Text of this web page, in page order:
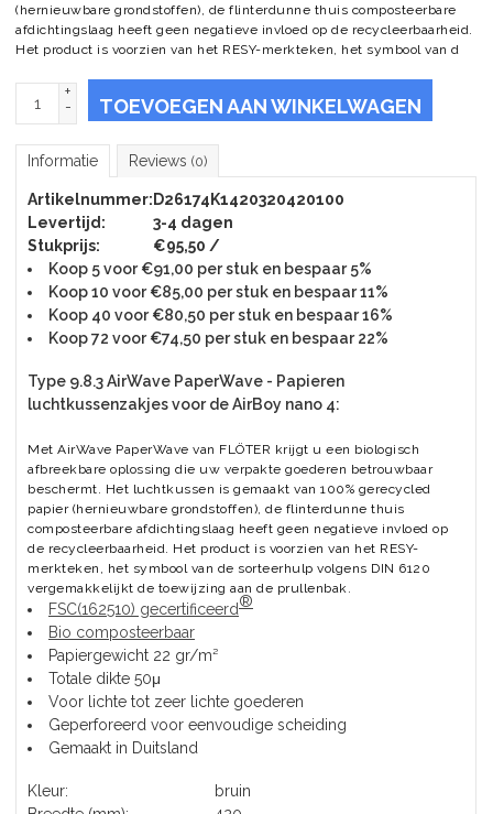
(hernieuwbare grondstoffen), de flinterdunne thuis composteerbare
afdichtingslaag heeft geen negatieve invloed op de recycleerbaarheid.
Het product is voorzien van het RESY-merkteken, het symbool van d
+
-
TOEVOEGEN AAN WINKELWAGEN
Informatie Reviews (0)
Artikelnummer:D26174K1420320420100
Levertijd:
3-4 dagen
Stukprijs:
€95,50 /
Koop 5 voor €91,00 per stuk en bespaar 5%
Koop 10 voor €85,00 per stuk en bespaar 11%
Koop 40 voor €80,50 per stuk en bespaar 16%
Koop 72 voor €74,50 per stuk en bespaar 22%
Type 9.8.3 AirWave PaperWave - Papieren
luchtkussenzakjes voor de AirBoy nano 4:
Met AirWave PaperWave van FLÖTER krijgt u een biologisch
afbreekbare oplossing die uw verpakte goederen betrouwbaar
beschermt. Het luchtkussen is gemaakt van 100% gerecycled
papier (hernieuwbare grondstoffen), de flinterdunne thuis
composteerbare afdichtingslaag heeft geen negatieve invloed op
de recycleerbaarheid. Het product is voorzien van het RESY-
merkteken, het symbool van de sorteerhulp volgens DIN 6120
vergemakkelijkt de toewijzing aan de prullenbak.
FSC(162510) gecertificeerd®
Bio composteerbaar
Papiergewicht 22 gr/m²
Totale dikte 50μ
Voor lichte tot zeer lichte goederen
Geperforeerd voor eenvoudige scheiding
Gemaakt in Duitsland
Kleur:
bruin